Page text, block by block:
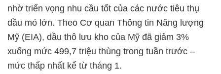
nhờ triển vọng nhu cầu tốt của các nước tiêu thụ
dầu mỏ lớn. Theo Cơ quan Thông tin Năng lượng
Mỹ (EIA), dầu thô lưu kho của Mỹ đã giảm 3%
xuống mức 499,7 triệu thùng trong tuần trước –
mức thấp nhất kể từ tháng 1.